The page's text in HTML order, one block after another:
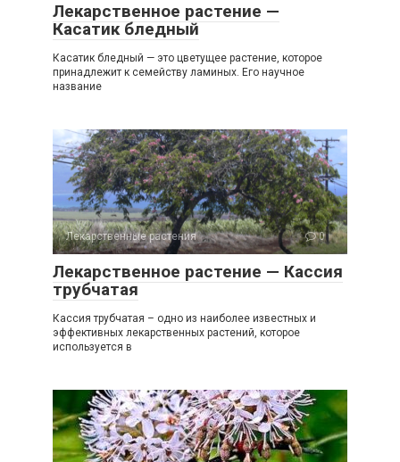
Лекарственное растение —
Касатик бледный
Касатик бледный — это цветущее растение, которое
принадлежит к семейству ламиных. Его научное
название
Лекарственные растения 0
Лекарственное растение — Кассия
трубчатая
Кассия трубчатая – одно из наиболее известных и
эффективных лекарственных растений, которое
используется в